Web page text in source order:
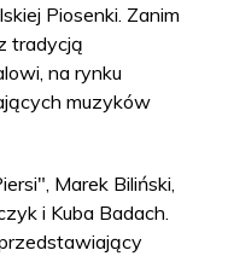
Piosenki. Zanim
tradycją
na rynku
muzyków
Marek Biliński,
i Kuba Badach.